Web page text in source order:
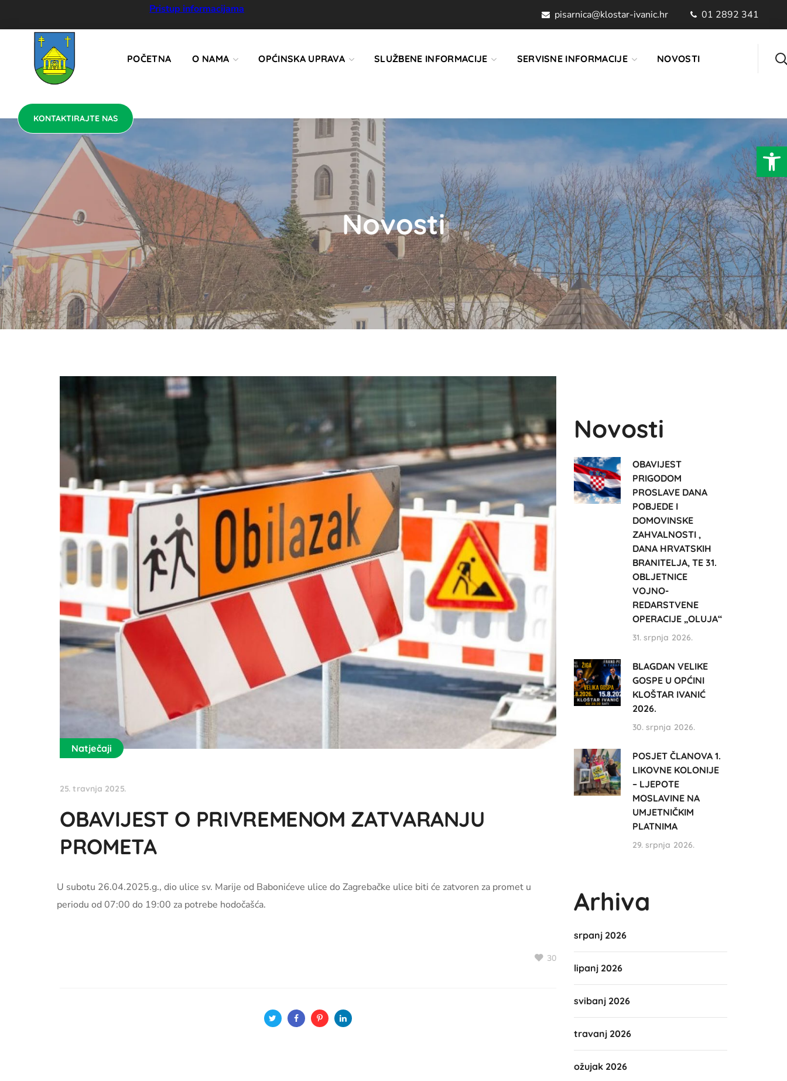
Pristup informacijama pisarnica@klostar-ivanic.hr 01 2892 341
POČETNA O NAMA OPĆINSKA UPRAVA SLUŽBENE INFORMACIJE SERVISNE INFORMACIJE NOVOSTI
KONTAKTIRAJTE NAS
Novosti
Natječaji
25. travnja 2025.
OBAVIJEST O PRIVREMENOM ZATVARANJU
PROMETA
U subotu 26.04.2025.g., dio ulice sv. Marije od Babonićeve ulice do Zagrebačke ulice biti će zatvoren za promet u
periodu od 07:00 do 19:00 za potrebe hodočašća.
30
Novosti
OBAVIJEST
PRIGODOM
PROSLAVE DANA
POBJEDE I
DOMOVINSKE
ZAHVALNOSTI ,
DANA HRVATSKIH
BRANITELJA, TE 31.
OBLJETNICE
VOJNO-
REDARSTVENE
OPERACIJE „OLUJA“
31. srpnja 2026.
BLAGDAN VELIKE
GOSPE U OPĆINI
KLOŠTAR IVANIĆ
2026.
30. srpnja 2026.
POSJET ČLANOVA 1.
LIKOVNE KOLONIJE
– LJEPOTE
MOSLAVINE NA
UMJETNIČKIM
PLATNIMA
29. srpnja 2026.
Arhiva
srpanj 2026
lipanj 2026
svibanj 2026
travanj 2026
ožujak 2026